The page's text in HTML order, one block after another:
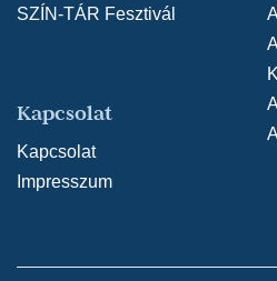
SZÍN-TÁR Fesztivál
Kapcsolat
Kapcsolat
Impresszum